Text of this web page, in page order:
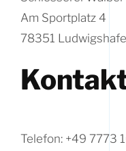
Am Sportplatz 4
78351
Telefon: +49 7773